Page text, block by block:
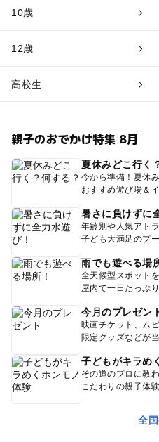
10歳
12歳
高校生
親子のおでかけ特集 8月
夏休みどこ行く
今から準備！夏休
おすすめ遊び場＆
暑さに負けずに
年齢別や人気アト
子ども大満足のプ
雨でも遊べる場
全天候型スポット
屋内で一日たっぷ
今月のプレゼン
映画チケット、ム
限定グッズなどが当
子どもがキラめ
その道のプロに教
こだわりの親子体
全